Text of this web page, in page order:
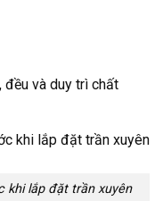
đều và duy trì chất
khi lắp đặt trần xuyên